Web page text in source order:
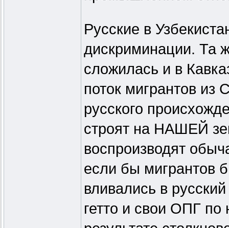
Русские в
дискриминации.
сложилась и в
поток мигрантов из
русского
строят на НАШЕЙ
воспроизводят
если бы мигрантов
вливались в
гетто и свои ОПГ по